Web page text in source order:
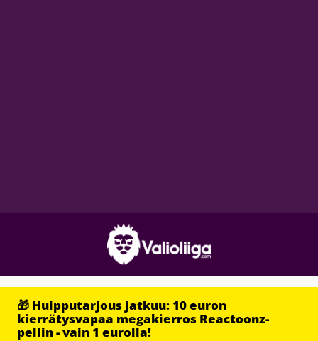
🎁 Huipputarjous jatkuu: 10 euron
kierrätysvapaa megakierros Reactoonz-
peliin - vain 1 eurolla!